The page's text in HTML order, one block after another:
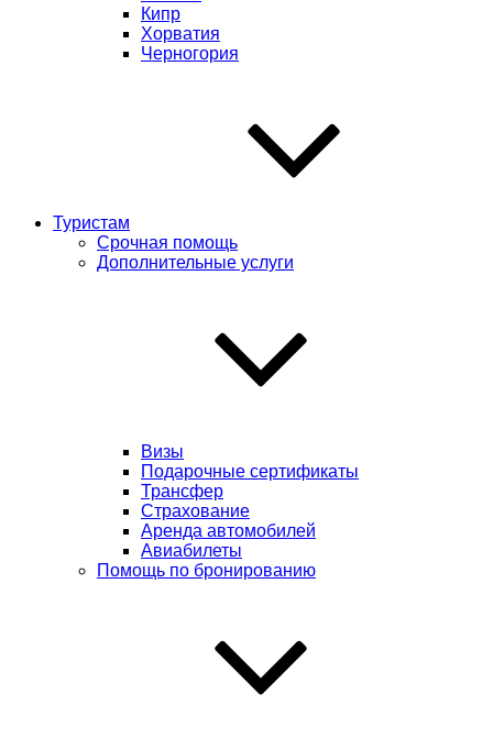
Кипр
Хорватия
Черногория
Туристам
Срочная помощь
Дополнительные услуги
Визы
Подарочные сертификаты
Трансфер
Страхование
Аренда автомобилей
Авиабилеты
Помощь по бронированию